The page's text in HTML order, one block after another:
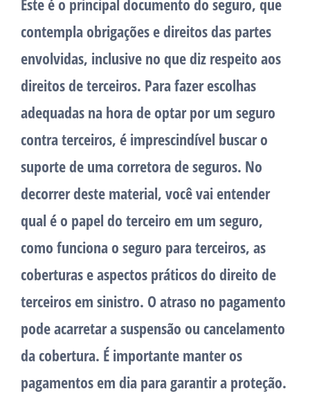
Este é o principal documento do seguro, que
contempla obrigações e direitos das partes
envolvidas, inclusive no que diz respeito aos
direitos de terceiros. Para fazer escolhas
adequadas na hora de optar por um seguro
contra terceiros, é imprescindível buscar o
suporte de uma corretora de seguros. No
decorrer deste material, você vai entender
qual é o papel do terceiro em um seguro,
como funciona o seguro para terceiros, as
coberturas e aspectos práticos do direito de
terceiros em sinistro. O atraso no pagamento
pode acarretar a suspensão ou cancelamento
da cobertura. É importante manter os
pagamentos em dia para garantir a proteção.